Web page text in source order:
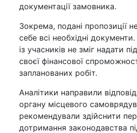
документації замовника.
Зокрема, подані пропозиції
себе всі необхідні
із учасників не зміг надати
своєї фінансової
запланованих робіт.
Аналітики направили
органу місцевого
рекомендували здійснити
дотримання законодавства